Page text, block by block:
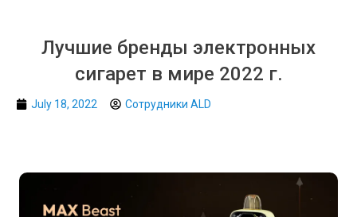
Лучшие бренды электронных
сигарет в мире 2022 г.
July 18, 2022 Сотрудники ALD